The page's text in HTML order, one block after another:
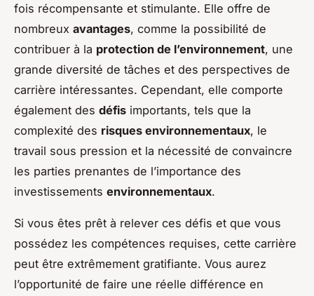
fois récompensante et stimulante. Elle offre de
nombreux avantages, comme la possibilité de
contribuer à la protection de l’environnement, une
grande diversité de tâches et des perspectives de
carrière intéressantes. Cependant, elle comporte
également des défis importants, tels que la
complexité des risques environnementaux, le
travail sous pression et la nécessité de convaincre
les parties prenantes de l’importance des
investissements environnementaux.
Si vous êtes prêt à relever ces défis et que vous
possédez les compétences requises, cette carrière
peut être extrêmement gratifiante. Vous aurez
l’opportunité de faire une réelle différence en